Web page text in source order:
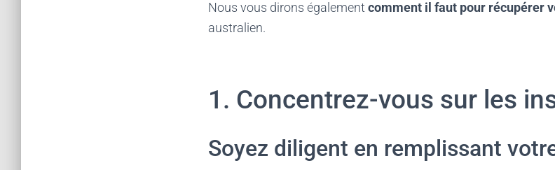
Nous vous dirons également comment il faut pour récupérer
australien.
1. Concentrez-vous sur les
Soyez diligent en remplissant